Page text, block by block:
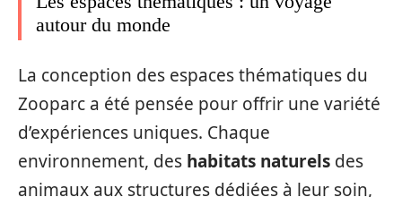
autour du monde
La conception des espaces thématiques du
Zooparc a été pensée pour offrir une variété
d’expériences uniques. Chaque
environnement, des habitats naturels des
animaux aux structures dédiées à leur soin,